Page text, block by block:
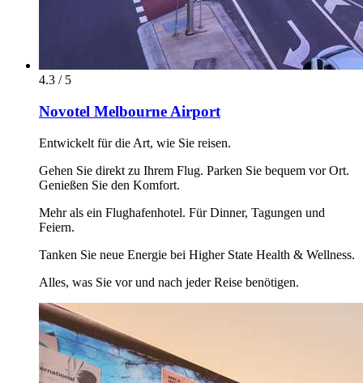
4.3 / 5
Novotel Melbourne Airport
Entwickelt für die Art, wie Sie reisen.
Gehen Sie direkt zu Ihrem Flug. Parken Sie bequem vor Ort.
Genießen Sie den Komfort.
Mehr als ein Flughafenhotel. Für Dinner, Tagungen und
Feiern.
Tanken Sie neue Energie bei Higher State Health & Wellness.
Alles, was Sie vor und nach jeder Reise benötigen.